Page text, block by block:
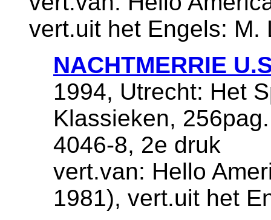
vert.uit het Engels: M.
NACHTMERRIE
1994, Utrecht: Het
Klassieken,
4046-8, 2e druk
vert.van: Hello
1981), vert.uit het